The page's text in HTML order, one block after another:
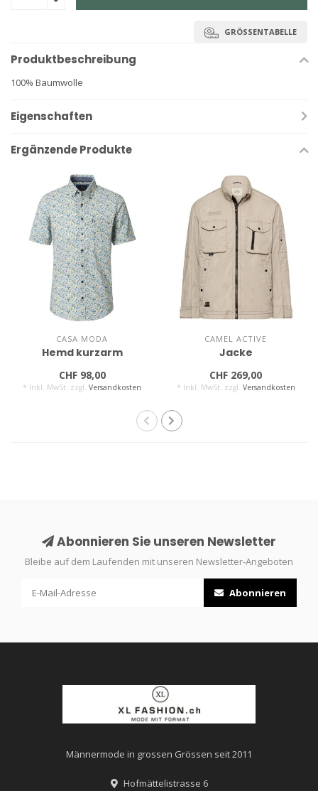
GRÖSSENTABELLE
Produktbeschreibung
100% Baumwolle
Eigenschaften
Ergänzende Produkte
CASA MODA
Hemd kurzarm
CHF 98,00
* Inkl. MwSt. zzgl.Versandkosten
CAMEL ACTIVE
Jacke
CHF 269,00
* Inkl. MwSt. zzgl. Versandkosten
Abonnieren Sie unseren Newsletter
Bleibe auf dem Laufenden mit unseren Newsletter-Angeboten
Abonnieren
Männermode in grossen Grössen seit 2011
Hofmättelistrasse 6